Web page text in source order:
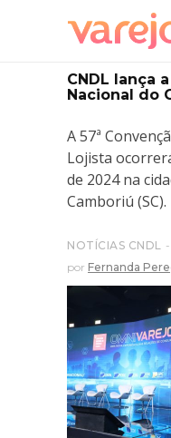
CNDL lança
Nacional do
A 57ª
Lojista
de 2024 na
Camboriú (SC).
NOTÍCIAS CNDL
por Fernanda